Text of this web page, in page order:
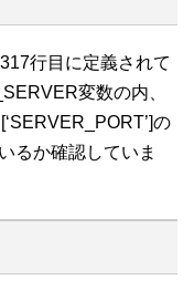
行目に定義されて
変数の内、
の
るか確認していま